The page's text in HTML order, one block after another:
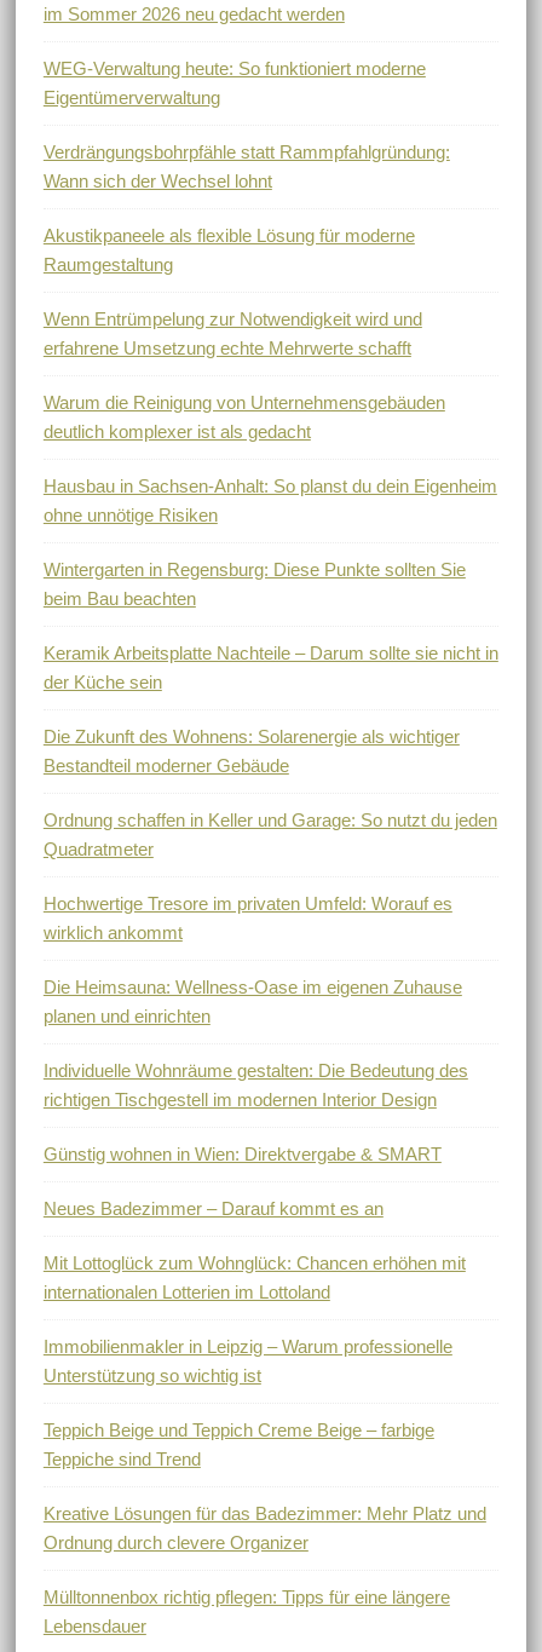
im Sommer 2026 neu gedacht werden
WEG-Verwaltung heute: So funktioniert moderne
Eigentümerverwaltung
Verdrängungsbohrpfähle statt Rammpfahlgründung:
Wann sich der Wechsel lohnt
Akustikpaneele als flexible Lösung für moderne
Raumgestaltung
Wenn Entrümpelung zur Notwendigkeit wird und
erfahrene Umsetzung echte Mehrwerte schafft
Warum die Reinigung von Unternehmensgebäuden
deutlich komplexer ist als gedacht
Hausbau in Sachsen-Anhalt: So planst du dein Eigenheim
ohne unnötige Risiken
Wintergarten in Regensburg: Diese Punkte sollten Sie
beim Bau beachten
Keramik Arbeitsplatte Nachteile – Darum sollte sie nicht in
der Küche sein
Die Zukunft des Wohnens: Solarenergie als wichtiger
Bestandteil moderner Gebäude
Ordnung schaffen in Keller und Garage: So nutzt du jeden
Quadratmeter
Hochwertige Tresore im privaten Umfeld: Worauf es
wirklich ankommt
Die Heimsauna: Wellness-Oase im eigenen Zuhause
planen und einrichten
Individuelle Wohnräume gestalten: Die Bedeutung des
richtigen Tischgestell im modernen Interior Design
Günstig wohnen in Wien: Direktvergabe & SMART
Neues Badezimmer – Darauf kommt es an
Mit Lottoglück zum Wohnglück: Chancen erhöhen mit
internationalen Lotterien im Lottoland
Immobilienmakler in Leipzig – Warum professionelle
Unterstützung so wichtig ist
Teppich Beige und Teppich Creme Beige – farbige
Teppiche sind Trend
Kreative Lösungen für das Badezimmer: Mehr Platz und
Ordnung durch clevere Organizer
Mülltonnenbox richtig pflegen: Tipps für eine längere
Lebensdauer